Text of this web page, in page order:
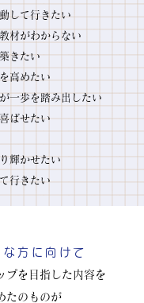
して行きたい
材がわからない
きたい
高めたい
一歩を踏み出したい
ばせたい
輝かせたい
行きたい
な方に向けて
プを目指した内容を
たのものが